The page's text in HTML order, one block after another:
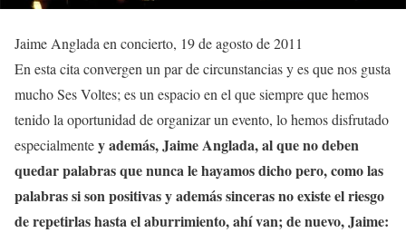
Jaime Anglada en concierto, 19 de agosto de 2011
En esta cita convergen un par de circunstancias y es que nos gusta
mucho Ses Voltes; es un espacio en el que siempre que hemos
tenido la oportunidad de organizar un evento, lo hemos disfrutado
especialmentey además, Jaime Anglada, al que no deben
quedar palabras que nunca le hayamos dicho pero, como las
palabras si son positivas y además sinceras no existe el riesgo
de repetirlas hasta el aburrimiento, ahí van; de nuevo, Jaime: